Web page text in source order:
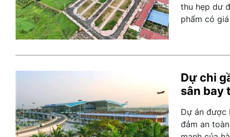
thu hẹp dư
phẩm có
Dự chi
sân bay
Dự án được
đảm an